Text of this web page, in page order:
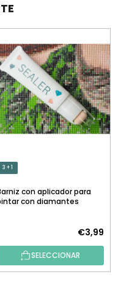
3 + 1
con aplicador para
con diamantes
€3,99
SELECCIONAR